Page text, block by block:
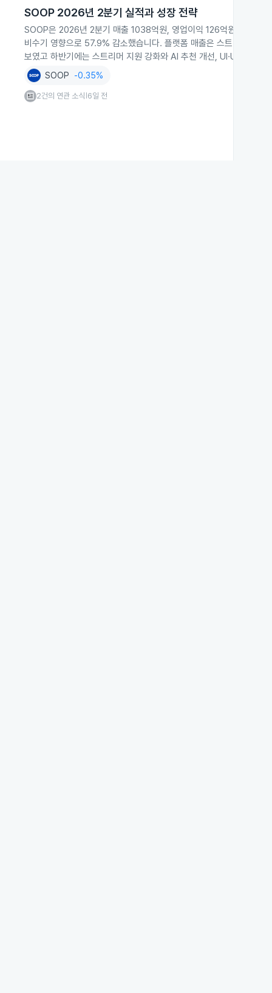
SOOP 2026년 2분기 실적과 성장 전략
SOOP은 2026년 2분기 매출 1038억원, 영업이익 126억원을 기록
비수기 영향으로 57.9% 감소했습니다. 플랫폼 매출은 스트리머 지원
보였고 하반기에는 스트리머 지원 강화와 AI 추천 개선, UI·UX 개편
SOOP -0.35%
2건의 연관 소식 6일 전